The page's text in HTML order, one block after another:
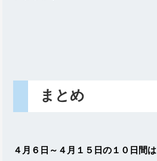
まとめ
４月６日～４月１５日の１０日間は